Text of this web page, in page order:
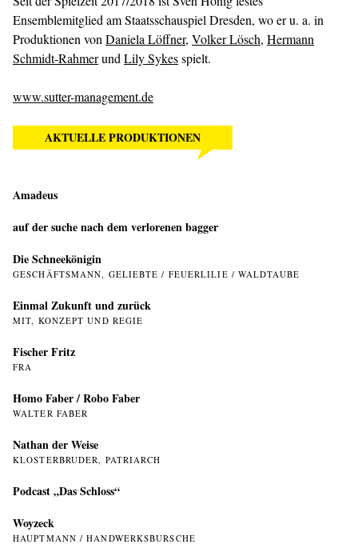
Ensemblemitglied am Staatsschauspiel Dresden, wo er u. a. in
Produktionen von Daniela Löffner, Volker Lösch, Hermann
Schmidt-Rahmerund Lily Sykesspielt.
www.sutter-management.de
AKTUELLE PRODUKTIONEN
Amadeus
auf der suche nach dem verlorenen bagger
Die Schneekönigin
GESCHÄFTSMANN, GELIEBTE / FEUERLILIE / WALDTAUBE
Einmal Zukunft und zurück
MIT, KONZEPT UND REGIE
Fischer Fritz
FRA
Homo Faber / Robo Faber
WALTER FABER
Nathan der Weise
KLOSTERBRUDER, PATRIARCH
Podcast „Das Schloss“
Woyzeck
HAUPTMANN / HANDWERKSBURSCHE